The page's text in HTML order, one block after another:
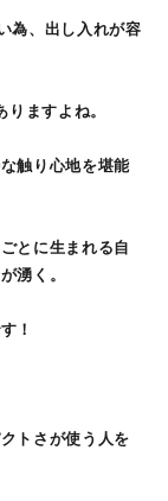
為、出し入れが容
ますよね。
触り心地を堪能
とに生まれる自
湧く。
！
トさが使う人を